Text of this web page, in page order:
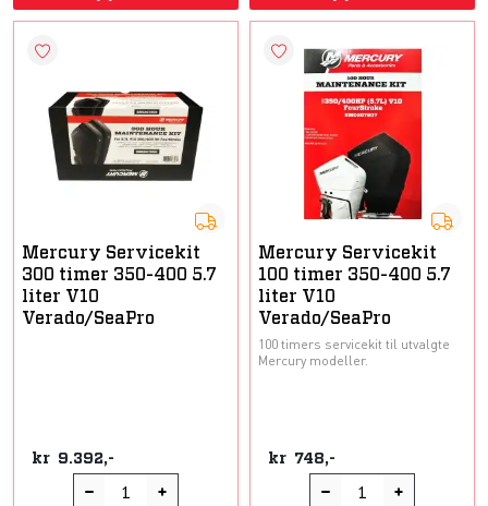
Mercury Servicekit
300 timer 350-400 5.7
liter V10
Verado/SeaPro
kr 9.392,-
Mercury Servicekit
100 timer 350-400 5.7
liter V10
Verado/SeaPro
100 timers servicekit til utvalgte
Mercury modeller.
kr 748,-